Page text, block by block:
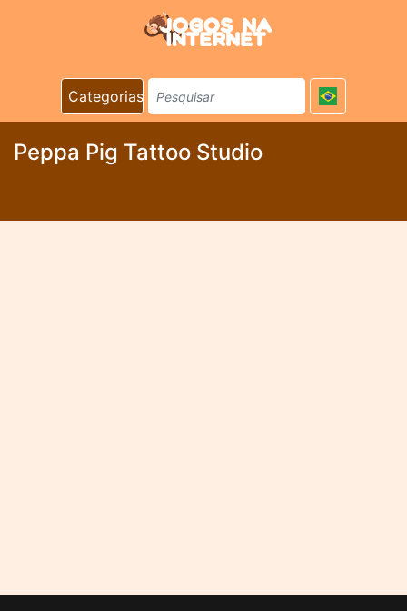
Categorias
Peppa Pig Tattoo Studio